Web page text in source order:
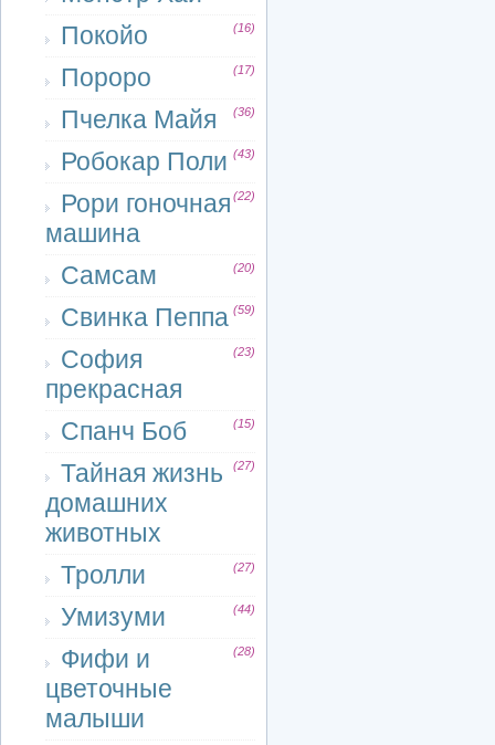
Покойо
(16)
Пороро (17)
Пчелка Майя (36)
Робокар Поли (43)
Рори гоночная
машина
(22)
Самсам (20)
Свинка Пеппа (59)
София
прекрасная
(23)
Спанч Боб (15)
Тайная жизнь
домашних
животных
(27)
Тролли (27)
Умизуми (44)
Фифи и
цветочные
малыши
(28)